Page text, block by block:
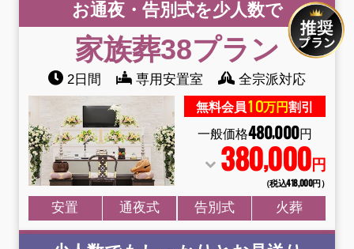
お通夜・告別式を少人数で
家族葬38プラン
2日間 専用安置室 全宗派対応
無料会員10万円割引
一般価格480,000円
380,000円
（税込418,000円）
安置 通夜式 告別式 火葬